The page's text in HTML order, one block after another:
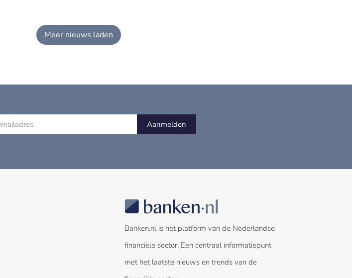
Meer nieuws laden
Aanmelden
Banken.nl is het platform van de Nederlandse
financiële sector. Een centraal informatiepunt
met het laatste nieuws en trends van de